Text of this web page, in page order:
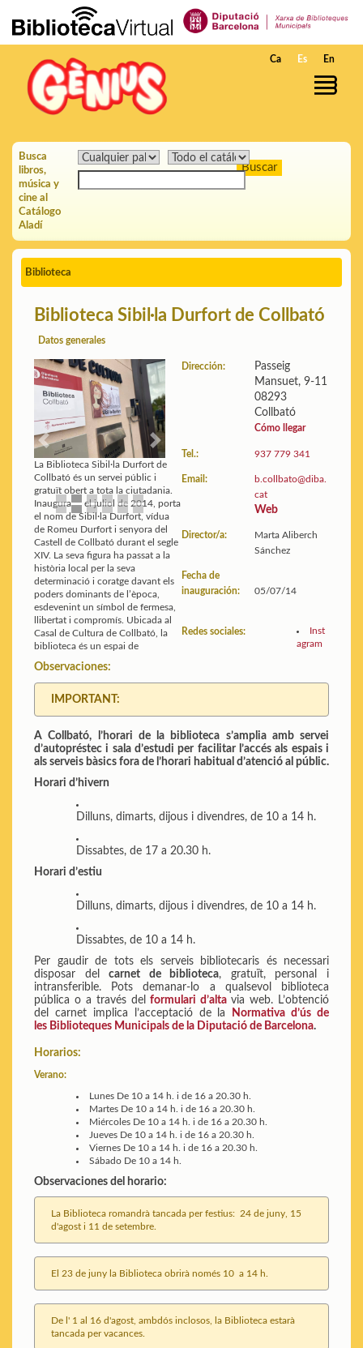
Saltar al contenido principal
Ca Es En
Busca
libros,
música y
cine al
Catálogo
Aladí
Biblioteca
Biblioteca Sibil·la Durfort de Collbató
Datos generales
Previous Next
Edificio:
Planos y fotos
Estadísticas:
Ver datos
Guía de la biblioteca
Dirección:
Passeig
Mansuet, 9-11
08293
Collbató
Cómo llegar
Tel.: 937 779 341
Email:
b.collbato@diba.
cat
Web
Director/a:
Marta Aliberch
Sánchez
Fecha de
inauguración:
05/07/14
Redes sociales:
Inst
agram
Observaciones:
IMPORTANT:
A Collbató, l’horari de la biblioteca s’amplia amb servei
d’autopréstec i sala d’estudi per facilitar l’accés als espais i
als serveis bàsics fora de l’horari habitual d’atenció al públic.
Horari d’hivern
Dilluns, dimarts, dijous i divendres, de 10 a 14 h.
Dissabtes, de 17 a 20.30 h.
Horari d’estiu
Dilluns, dimarts, dijous i divendres, de 10 a 14 h.
Dissabtes, de 10 a 14 h.
Per gaudir de tots els serveis bibliotecaris és necessari
disposar delcarnet de biblioteca, gratuït, personal i
intransferible. Pots demanar-lo a qualsevol biblioteca
pública o a través delformulari d’alta via web. L’obtenció
del carnet implica l’acceptació de la
Normativa d’ús de
les Biblioteques Municipals de la Diputació de Barcelona.
Horarios:
Verano:
Lunes De 10 a 14 h. i de 16 a 20.30 h.
Martes De 10 a 14 h. i de 16 a 20.30 h.
Miércoles De 10 a 14 h. i de 16 a 20.30 h.
Jueves De 10 a 14 h. i de 16 a 20.30 h.
Viernes De 10 a 14 h. i de 16 a 20.30 h.
Sábado De 10 a 14 h.
Observaciones del horario:
La Biblioteca romandrà tancada per festius: 24 de juny, 15
d'agost i 11 de setembre.
El 23 de juny la Biblioteca obrirà només 10 a 14 h.
De l' 1 al 16 d'agost, ambdós inclosos, la Biblioteca estarà
tancada per vacances.
La Biblioteca Sibil·la Durfort de
Collbató és un servei públic i
gratuït obert a tota la ciutadania.
Inaugurada el juliol de 2014, porta
el nom de Sibil·la Durfort, vídua
de Romeu Durfort i senyora del
Castell de Collbató durant el segle
XIV. La seva figura ha passat a la
història local per la seva
determinació i coratge davant els
poders dominants de l’època,
esdevenint un símbol de fermesa,
llibertat i compromís. Ubicada al
Casal de Cultura de Collbató, la
biblioteca és un espai de